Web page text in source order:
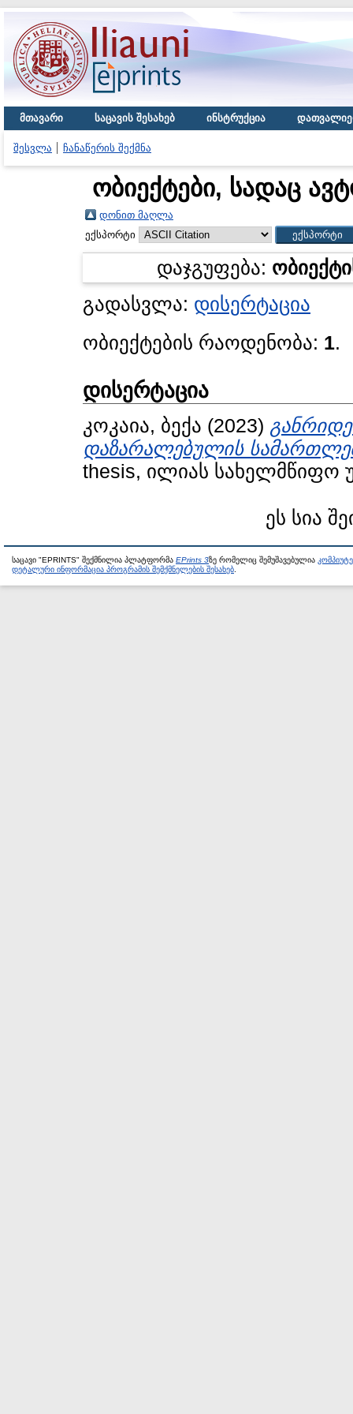
მთავარი საცავის შესახებ ინსტრუქცია
შესვლა ჩანაწერის შექმნა
ობიექტები, სადაც
დონით მაღლა
ექსპორტი
დაჯგუფება:
გადასვლა: დისერტაცია
ობიექტების რაოდენობა: 1.
დისერტაცია
კოკაია, ბექა (2023)
დაზარალებულის
thesis, ილიას სახელმწიფო
ეს სია
საცავი "EPRINTS" შექმნილია პლატფორმა EPrints 3ზე რომელიც შემუშავებულია
დეტალური ინფორმაცია პროგრამის შემქმნელების შესახებ